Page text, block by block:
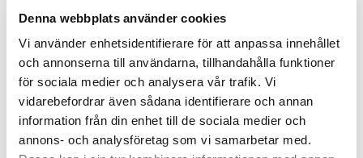
Denna webbplats använder cookies
Vi använder enhetsidentifierare för att anpassa innehållet
och annonserna till användarna, tillhandahålla funktioner
för sociala medier och analysera vår trafik. Vi
vidarebefordrar även sådana identifierare och annan
information från din enhet till de sociala medier och
annons- och analysföretag som vi samarbetar med.
Steg 3: Välj relevanta åtgärder
och resurser
När ni väljer åtgärder och resurser för ert
systematiska
arbetsmiljöarbete
är det avgörande att säkerställa att
ni har rätt kompetens och tillräckliga medel för att